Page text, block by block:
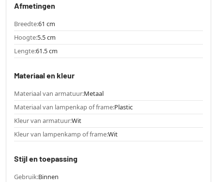
Afmetingen
Breedte:61 cm
Hoogte:5.5 cm
Lengte:61.5 cm
Materiaal en kleur
Materiaal van armatuur:Metaal
Materiaal van lampenkap of frame:Plastic
Kleur van armatuur:Wit
Kleur van lampenkamp of frame:Wit
Stijl en toepassing
Gebruik:Binnen